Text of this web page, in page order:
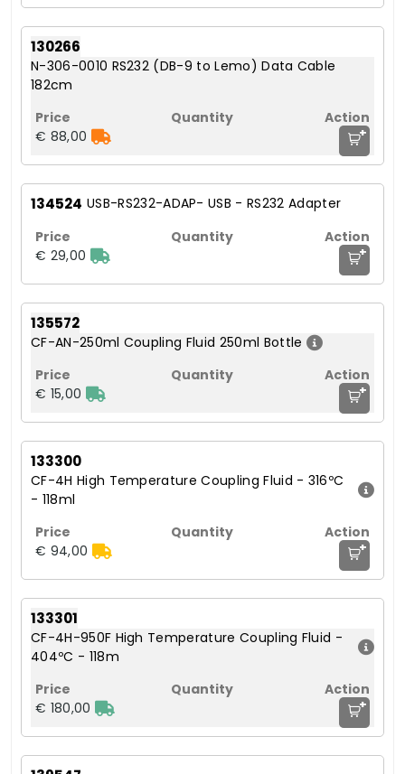
130266
N-306-0010 RS232 (DB-9 to Lemo) Data Cable
182cm
€ 88,00 +
134524 USB-RS232-ADAP- USB - RS232 Adapter
€ 29,00 +
135572
CF-AN-250ml Coupling Fluid 250ml Bottle
€ 15,00 +
133300
CF-4H High Temperature Coupling Fluid - 316ºC
- 118ml
€ 94,00 +
133301
CF-4H-950F High Temperature Coupling Fluid -
404ºC - 118m
€ 180,00 +